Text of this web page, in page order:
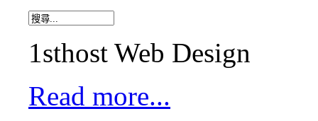
1sthost Web Design
Read more...